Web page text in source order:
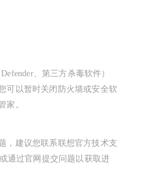
、第三方杀毒软件）
可以暂时关闭防火墙或安全软
家。
，建议您联系联想官方技术支
或通过官网提交问题以获取进